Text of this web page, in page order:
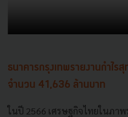
ธนาคารกรุงเทพรายงานกำไร
จำนวน 41,636 ล้านบาท
ในปี 2566 เศรษฐกิจไทยในภา